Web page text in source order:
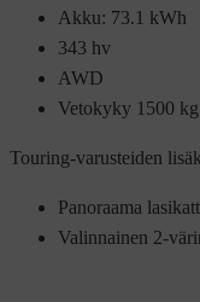
Akku: 73.1 kWh
343 hv
AWD
Vetokyky 1500 kg
Touring-varusteiden
Panoraama
Valinnainen 2-